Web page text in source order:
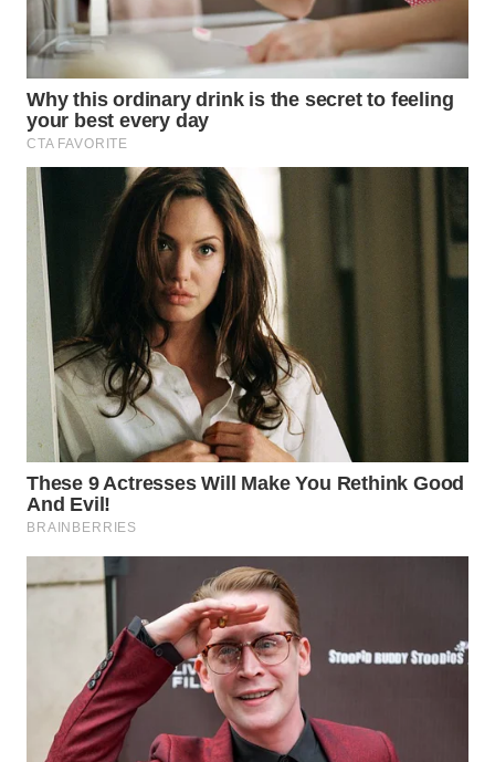
TEBING
TINGGI
WN
PAKPAK
KARAWANG
BEKASI
WN
BOGOR
WN
DEPOK
WN
TAPANULI
WN
PADANG
LAWAS